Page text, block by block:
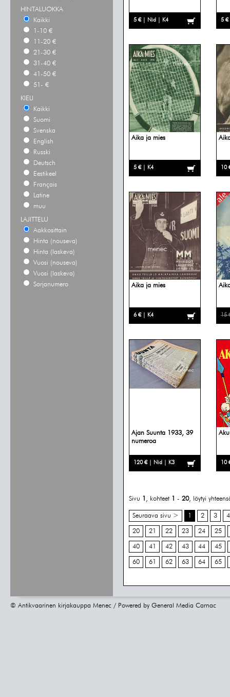
HINTALUOKKA
Kaikki
1-10 €
11-20 €
21-30 €
31-40 €
41-50 €
51- €
KIELI
Kaikki
Suomi
Svenska
English
Russki
Deutsch
Eestikeel
Français
Latine
muu
LAJITTELU
Aakkosittain
Hinta (nouseva)
Hinta (laskeva)
Vuosi (nouseva)
Vuosi (laskeva)
Sarjanumero
5 € | Nid | K4 5
Aika ja mies
5 € | K4 10
Aika ja mies
6 € | K4 15
Ajan Suunta 1933, 39
numeroa
120 € | Nid | K3 10
Sivu 1 , kohteet 1 - 20, löytyi
Seuraava sivu > 1 2 3 4
20 21 22 23 24 25
40 41 42 43 44 45
60 61 62 63 64 65
© Antikvaarinen kirjakauppa Menec / Powered by General Media Carnac